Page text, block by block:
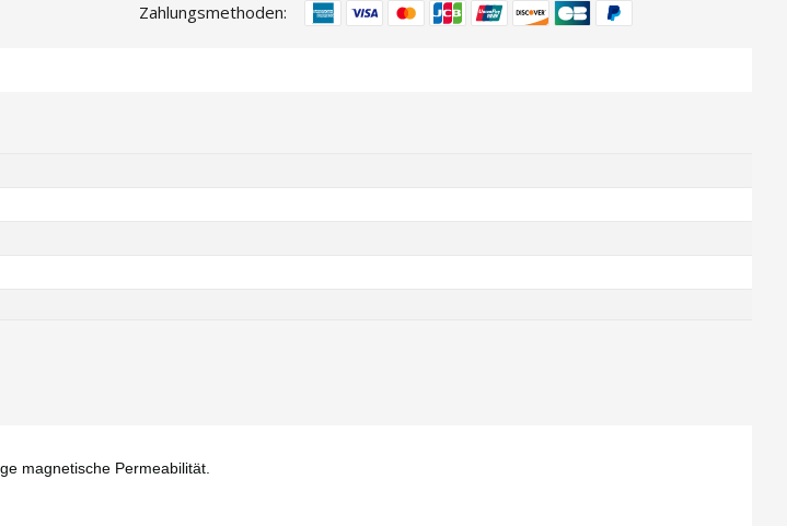
Zahlungsmethoden:
magnetische Permeabilität.